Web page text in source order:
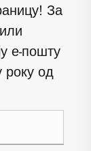
За
е-пошту
року од